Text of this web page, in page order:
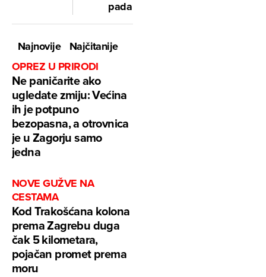
pada
Najnovije
Najčitanije
OPREZ U PRIRODI
Ne paničarite ako
ugledate zmiju: Većina
ih je potpuno
bezopasna, a otrovnica
je u Zagorju samo
jedna
NOVE GUŽVE NA
CESTAMA
Kod Trakošćana kolona
prema Zagrebu duga
čak 5 kilometara,
pojačan promet prema
moru